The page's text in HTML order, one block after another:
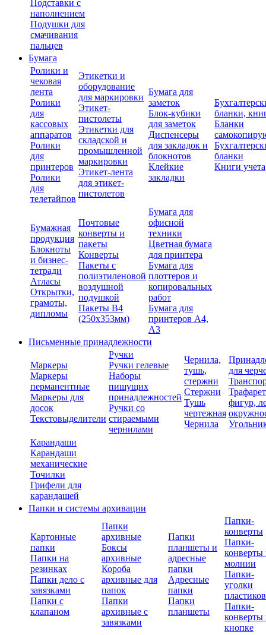
Подставки с
наполнением
Подушки для
смачивания
пальцев
Бумага
Ролики и
чековая
лента
Ролики
для
кассовых
аппаратов
Ролики
для
принтеров
Ролики
для
телетайпов
Этикетки и
оборудование
для маркировки
Этикет-
пистолеты
Этикетки для
складской и
промышленной
маркировки
Этикет-лента
для этикет-
пистолетов
Бумага для
заметок
Блок-кубики
для заметок
Диспенсеры
для закладок и
блокнотов
Клейкие
закладки
бланки,
Бланки
бланки
Книги учета
Бумажная
продукция
Блокноты
и бизнес-
тетради
Атласы
Открытки,
грамоты,
дипломы
Почтовые
конверты и
пакеты
Конверты
Пакеты с
полиэтиленовой
воздушной
подушкой
Пакеты В4
(250х353мм)
Бумага для
офисной
техники
Цветная бумага
для принтера
Бумага для
плоттеров и
копировальных
работ
Бумага для
принтеров А4,
А3
Письменные принадлежности
Маркеры
Маркеры
перманентные
Маркеры для
досок
Текстовыделители
Ручки
Ручки гелевые
Наборы
пишущих
принадлежностей
Ручки со
стираемыми
чернилами
Чернила,
тушь,
стержни
Стержни
Тушь
чертежная
Чернила
для
фигур,
Карандаши
Карандаши
механические
Точилки
Грифели для
карандашей
Папки и системы архивации
Картонные
папки
Папки на
резинках
Папки дело с
завязками
Папки с
клапаном
Папки
архивные
Боксы
архивные
Короба
архивные для
папок
Папки
архивные с
завязками
Папки
планшеты и
адресные
папки
Адресные
папки
Папки
планшеты
Папки-
конверты
Папки-
конверты
молнии
Папки-
уголки
Папки-
конверты
кнопке